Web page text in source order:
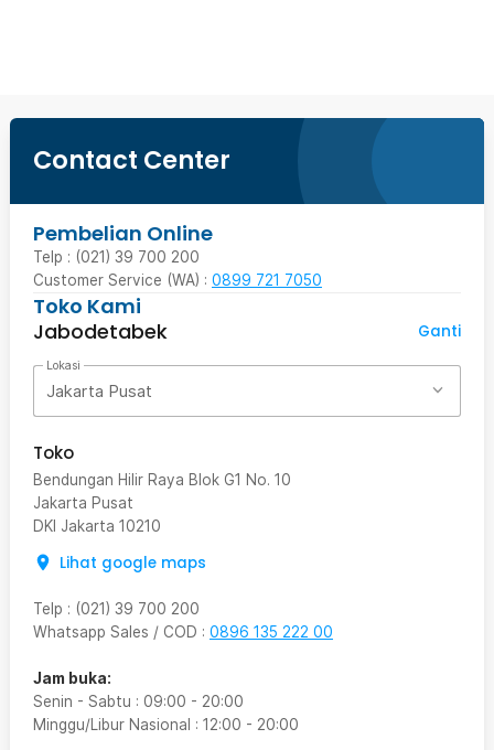
Contact Center
Pembelian Online
Telp : (021) 39 700 200
Customer Service (WA) : 0899 721 7050
Toko Kami
Jabodetabek
Ganti
Lokasi
Jakarta Pusat
Toko
Bendungan Hilir Raya Blok G1 No. 10
Jakarta Pusat
DKI Jakarta 10210
Lihat google maps
Telp : (021) 39 700 200
Whatsapp Sales / COD : 0896 135 222 00
Jam buka:
Senin - Sabtu : 09:00 - 20:00
Minggu/Libur Nasional : 12:00 - 20:00